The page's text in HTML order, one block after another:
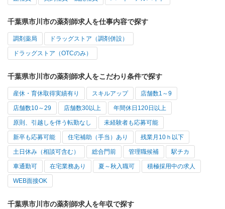
千葉県市川市の薬剤師求人を仕事内容で探す
調剤薬局 ドラッグストア（調剤併設）
ドラッグストア（OTCのみ）
千葉県市川市の薬剤師求人をこだわり条件で探す
産休・育休取得実績有り スキルアップ 店舗数1～9
店舗数10～29 店舗数30以上 年間休日120日以上
原則、引越しを伴う転勤なし 未経験者も応募可能
新卒も応募可能 住宅補助（手当）あり 残業月10ｈ以下
土日休み（相談可含む） 総合門前 管理職候補 駅チカ
車通勤可 在宅業務あり 夏～秋入職可 積極採用中の求人
WEB面接OK
千葉県市川市の薬剤師求人を年収で探す